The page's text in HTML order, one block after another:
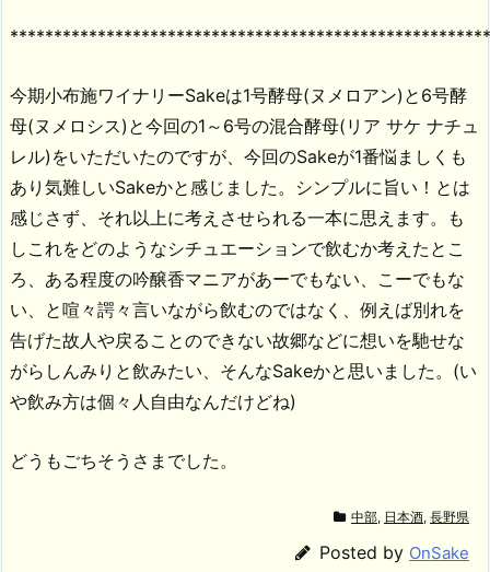
今期小布施ワイナリーSakeは1号酵母(ヌメロアン)と6号酵
母(ヌメロシス)と今回の1～6号の混合酵母(リア サケ ナチュ
レル)をいただいたのですが、今回のSakeが1番悩ましくも
あり気難しいSakeかと感じました。シンプルに旨い！とは
感じさず、それ以上に考えさせられる一本に思えます。も
しこれをどのようなシチュエーションで飲むか考えたとこ
ろ、ある程度の吟醸香マニアがあーでもない、こーでもな
い、と喧々諤々言いながら飲むのではなく、例えば別れを
告げた故人や戻ることのできない故郷などに想いを馳せな
がらしんみりと飲みたい、そんなSakeかと思いました。(い
や飲み方は個々人自由なんだけどね)
どうもごちそうさまでした。
中部, 日本酒, 長野県
Posted by OnSake